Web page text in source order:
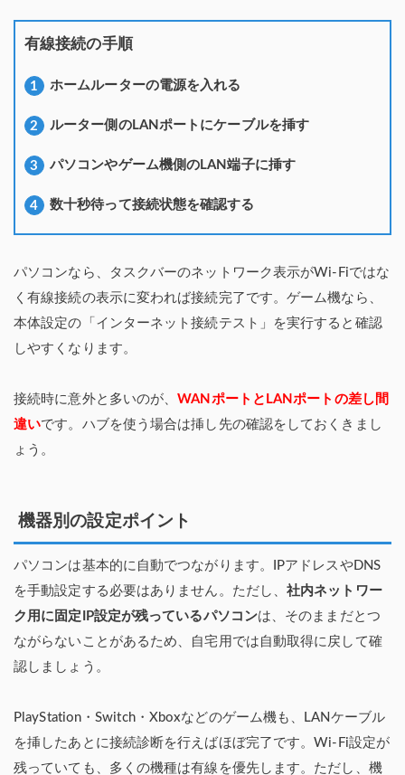
有線接続の手順
ホームルーターの電源を入れる
ルーター側のLANポートにケーブルを挿す
パソコンやゲーム機側のLAN端子に挿す
数十秒待って接続状態を確認する
パソコンなら、タスクバーのネットワーク表示がWi-Fiではな
く有線接続の表示に変われば接続完了です。ゲーム機なら、
本体設定の「インターネット接続テスト」を実行すると確認
しやすくなります。
接続時に意外と多いのが、WANポートとLANポートの差し間
違いです。ハブを使う場合は挿し先の確認をしておくきまし
ょう。
機器別の設定ポイント
パソコンは基本的に自動でつながります。IPアドレスやDNS
を手動設定する必要はありません。ただし、 社内ネットワー
ク用に固定IP設定が残っているパソコンは、そのままだとつ
ながらないことがあるため、自宅用では自動取得に戻して確
認しましょう。
PlayStation・Switch・Xboxなどのゲーム機も、LANケーブル
を挿したあとに接続診断を行えばほぼ完了です。Wi-Fi設定が
残っていても、多くの機種は有線を優先します。ただし、機